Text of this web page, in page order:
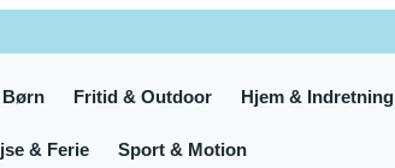
Børn Fritid & Outdoor Hjem & Indretning
& Ferie Sport & Motion